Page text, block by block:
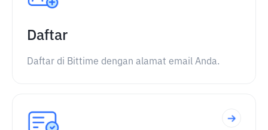
Daftar
Daftar di Bittime dengan alamat email Anda.